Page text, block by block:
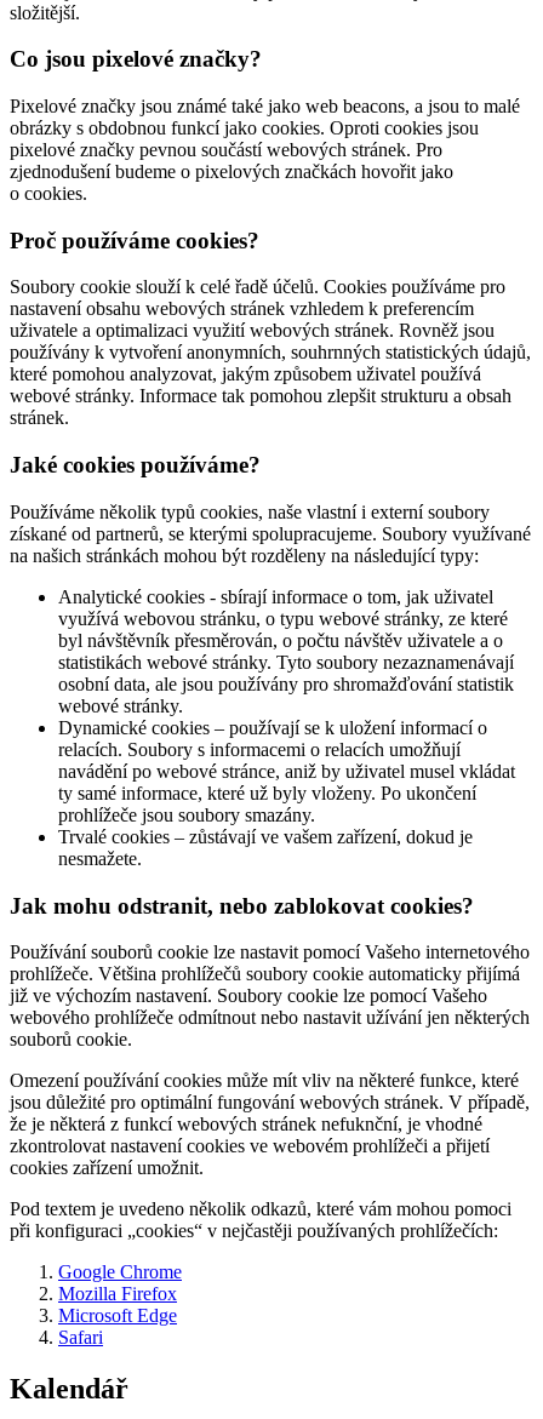
složitější.
Co jsou pixelové značky?
Pixelové značky jsou známé také jako web beacons, a jsou to malé
obrázky s obdobnou funkcí jako cookies. Oproti cookies jsou
pixelové značky pevnou součástí webových stránek. Pro
zjednodušení budeme o pixelových značkách hovořit jako
o cookies.
Proč používáme cookies?
Soubory cookie slouží k celé řadě účelů. Cookies používáme pro
nastavení obsahu webových stránek vzhledem k preferencím
uživatele a optimalizaci využití webových stránek. Rovněž jsou
používány k vytvoření anonymních, souhrnných statistických údajů,
které pomohou analyzovat, jakým způsobem uživatel používá
webové stránky. Informace tak pomohou zlepšit strukturu a obsah
stránek.
Jaké cookies používáme?
Používáme několik typů cookies, naše vlastní i externí soubory
získané od partnerů, se kterými spolupracujeme. Soubory využívané
na našich stránkách mohou být rozděleny na následující typy:
Analytické cookies - sbírají informace o tom, jak uživatel
využívá webovou stránku, o typu webové stránky, ze které
byl návštěvník přesměrován, o počtu návštěv uživatele a o
statistikách webové stránky. Tyto soubory nezaznamenávají
osobní data, ale jsou používány pro shromažďování statistik
webové stránky.
Dynamické cookies – používají se k uložení informací o
relacích. Soubory s informacemi o relacích umožňují
navádění po webové stránce, aniž by uživatel musel vkládat
ty samé informace, které už byly vloženy. Po ukončení
prohlížeče jsou soubory smazány.
Trvalé cookies – zůstávají ve vašem zařízení, dokud je
nesmažete.
Jak mohu odstranit, nebo zablokovat cookies?
Používání souborů cookie lze nastavit pomocí Vašeho internetového
prohlížeče. Většina prohlížečů soubory cookie automaticky přijímá
již ve výchozím nastavení. Soubory cookie lze pomocí Vašeho
webového prohlížeče odmítnout nebo nastavit užívání jen některých
souborů cookie.
Omezení používání cookies může mít vliv na některé funkce, které
jsou důležité pro optimální fungování webových stránek. V případě,
že je některá z funkcí webových stránek nefuknční, je vhodné
zkontrolovat nastavení cookies ve webovém prohlížeči a přijetí
cookies zařízení umožnit.
Pod textem je uvedeno několik odkazů, které vám mohou pomoci
při konfiguraci „cookies“ v nejčastěji používaných prohlížečích:
Google Chrome
Mozilla Firefox
Microsoft Edge
Safari
Kalendář